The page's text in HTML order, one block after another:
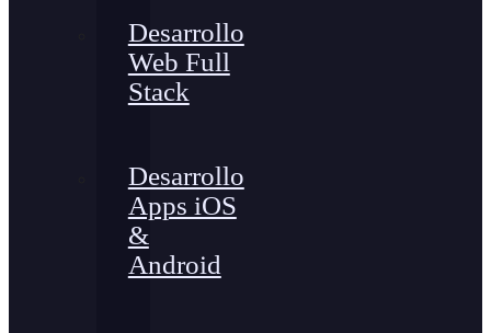
Desarrollo
Web Full
Stack
Desarrollo
Apps iOS
&
Android